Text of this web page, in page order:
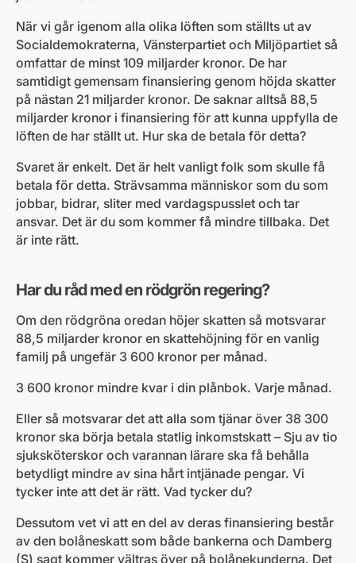
När vi går igenom alla olika löften som ställts ut av
Socialdemokraterna, Vänsterpartiet och Miljöpartiet så
omfattar de minst 109 miljarder kronor. De har
samtidigt gemensam finansiering genom höjda skatter
på nästan 21 miljarder kronor. De saknar alltså 88,5
miljarder kronor i finansiering för att kunna uppfylla de
löften de har ställt ut. Hur ska de betala för detta?
Svaret är enkelt. Det är helt vanligt folk som skulle få
betala för detta. Strävsamma människor som du som
jobbar, bidrar, sliter med vardagspusslet och tar
ansvar. Det är du som kommer få mindre tillbaka. Det
är inte rätt.
Har du råd med en rödgrön regering?
Om den rödgröna oredan höjer skatten så motsvarar
88,5 miljarder kronor en skattehöjning för en vanlig
familj på ungefär 3 600 kronor per månad.
3 600 kronor mindre kvar i din plånbok. Varje månad.
Eller så motsvarar det att alla som tjänar över 38 300
kronor ska börja betala statlig inkomstskatt – Sju av tio
sjuksköterskor och varannan lärare ska få behålla
betydligt mindre av sina hårt intjänade pengar. Vi
tycker inte att det är rätt. Vad tycker du?
Dessutom vet vi att en del av deras finansiering består
av den bolåneskatt som både bankerna och Damberg
(S) sagt kommer vältras över på bolånekunderna. Det